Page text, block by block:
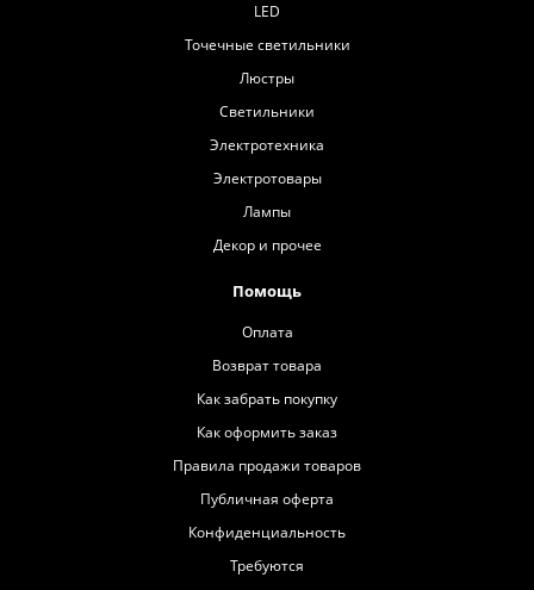
LED
Точечные светильники
Люстры
Светильники
Электротехника
Электротовары
Лампы
Декор и прочее
Помощь
Оплата
Возврат товара
Как забрать покупку
Как оформить заказ
Правила продажи товаров
Публичная оферта
Конфиденциальность
Требуются